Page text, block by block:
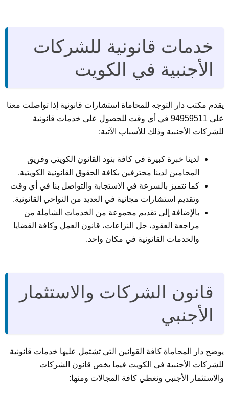
خدمات قانونية للشركات
الأجنبية في الكويت
يقدم مكتب دار التوجه للمحاماة استشارات قانونية إذا تواصلت معنا
على 94959511 في أي وقت للحصول على خدمات قانونية
للشركات الأجنبية وذلك للأسباب الآتية:
لدينا خبرة كبيرة في كافة بنود القانون الكويتي وفريق
المحامين لدينا محترفين بكافة الحقوق القانونية الكويتية.
كما نتميز بالسرعة في الاستجابة والتواصل بنا في أي وقت
وتقديم استشارات مجانية في العديد من النواحي القانونية.
بالإضافة إلى تقديم مجموعة من الخدمات الشاملة من
مراجعة العقود، حل النزاعات، قانون العمل وكافة القضايا
والخدمات القانونية في مكان واحد.
قانون الشركات والاستثمار
الأجنبي
يوضح دار المحاماة كافة القوانين التي تشتمل عليها خدمات قانونية
للشركات الأجنبية في الكويت فيما يخص قانون الشركات
والاستثمار الأجنبي ونغطي كافة المجالات ومنها: